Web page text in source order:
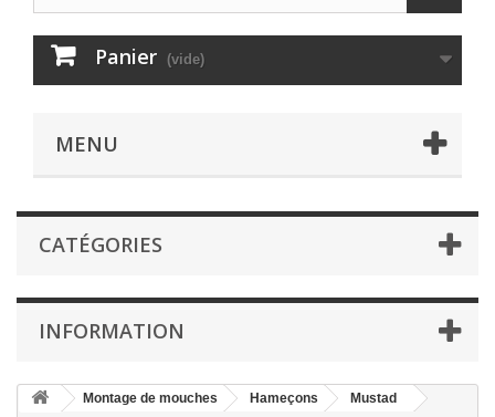
Panier (vide)
MENU
CATÉGORIES
INFORMATION
Montage de mouches Hameçons
Mustad